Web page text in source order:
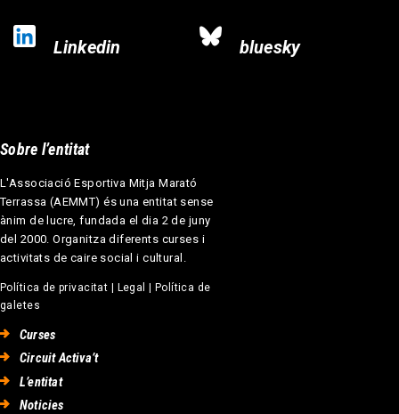
Linkedin bluesky
Sobre l’entitat
L'Associació Esportiva Mitja Marató
Terrassa (AEMMT) és una entitat sense
ànim de lucre, fundada el dia 2 de juny
del 2000. Organitza diferents curses i
activitats de caire social i cultural.
Política de privacitat | Legal | Política de
galetes
Curses
Circuit Activa’t
L’entitat
Noticies